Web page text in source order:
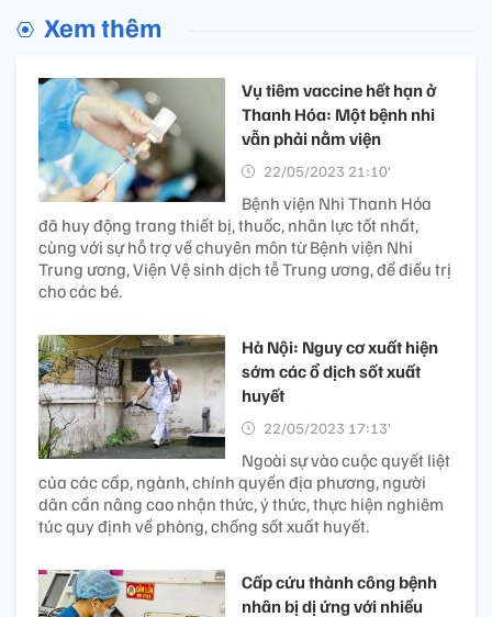
Xem thêm
Vụ tiêm vaccine hết hạn ở
Thanh Hóa: Một bệnh nhi
vẫn phải nằm viện
22/05/2023 21:10’
Bệnh viện Nhi Thanh Hóa
đã huy động trang thiết bị, thuốc, nhân lực tốt nhất,
cùng với sự hỗ trợ về chuyên môn từ Bệnh viện Nhi
Trung ương, Viện Vệ sinh dịch tễ Trung ương, để điều trị
cho các bé.
Hà Nội: Nguy cơ xuất hiện
sớm các ổ dịch sốt xuất
huyết
22/05/2023 17:13’
Ngoài sự vào cuộc quyết liệt
của các cấp, ngành, chính quyền địa phương, người
dân cần nâng cao nhận thức, ý thức, thực hiện nghiêm
túc quy định về phòng, chống sốt xuất huyết.
Cấp cứu thành công bệnh
nhân bị dị ứng với nhiều